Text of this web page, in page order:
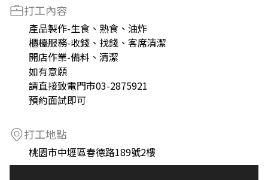
打工內容
產品製作-生食、熟食、油炸
櫃檯服務-收錢、找錢、客席清潔
開店作業-備料、清潔
如有意願
請直接致電門市03-2875921
預約面試即可
打工地點
桃園市中壢區春德路189號2樓